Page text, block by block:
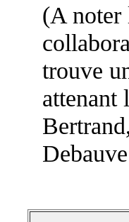
(A noter
trouve
attenant